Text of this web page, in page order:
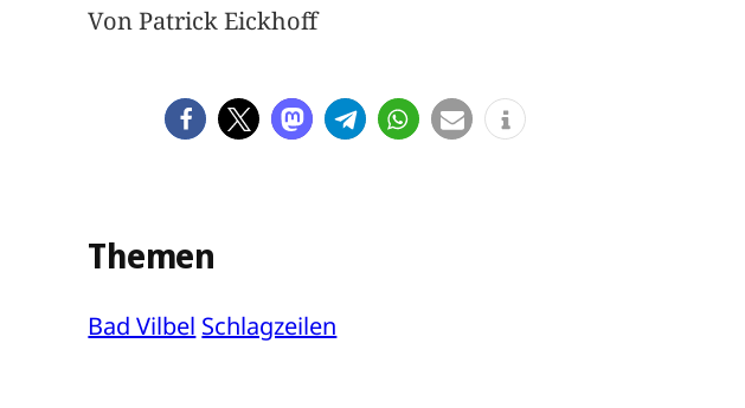
Von Patrick Eickhoff
Themen
Bad Vilbel Schlagzeilen